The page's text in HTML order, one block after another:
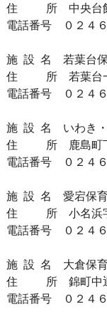
住 所 中央台飯
電話番号 ０２４６‐
施 設 名 若葉台保
住 所 若葉台一
電話番号 ０２４６‐
施 設 名 いわき・
住 所 鹿島町下
電話番号 ０２４６
施 設 名 愛宕保育
住 所 小名浜字
電話番号 ０２４６
施 設 名 大倉保育
住 所 錦町中迎
電話番号 ０２４６